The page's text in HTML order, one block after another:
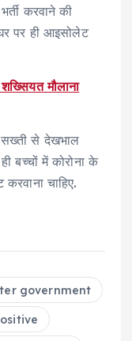
करवाने की
पर ही आइसोलेट
मौलाना
सख्‍ती से देखभाल
बच्चों में कोरोना के
चाहिए.
government